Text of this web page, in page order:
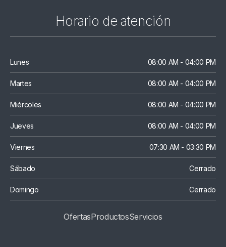
Horario de atención
Lunes 08:00 AM - 04:00 PM
Martes 08:00 AM - 04:00 PM
Miércoles 08:00 AM - 04:00 PM
Jueves 08:00 AM - 04:00 PM
Viernes 07:30 AM - 03:30 PM
Sábado Cerrado
Domingo Cerrado
OfertasProductosSErvicios